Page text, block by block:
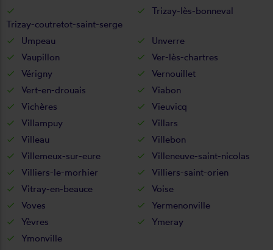
Trizay-coutretot-saint-serge
Trizay-lès-bonneval
Umpeau
Unverre
Vaupillon
Ver-lès-chartres
Vérigny
Vernouillet
Vert-en-drouais
Viabon
Vichères
Vieuvicq
Villampuy
Villars
Villeau
Villebon
Villemeux-sur-eure
Villeneuve-saint-nicolas
Villiers-le-morhier
Villiers-saint-orien
Vitray-en-beauce
Voise
Voves
Yermenonville
Yèvres
Ymeray
Ymonville